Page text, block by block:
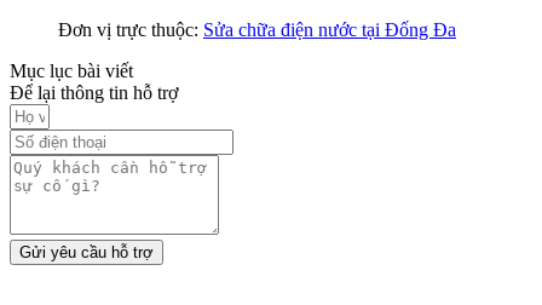
Đơn vị trực thuộc: Sửa chữa điện nước tại Đống Đa
Mục lục bài viết
Để lại thông tin hỗ trợ
Gửi yêu cầu hỗ trợ